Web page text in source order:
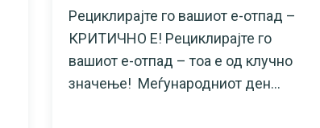
Рециклирајте го вашиот е-отпад –
КРИТИЧНО Е! Рециклирајте го
вашиот е-отпад – тоа е од клучно
значење! Меѓународниот ден...